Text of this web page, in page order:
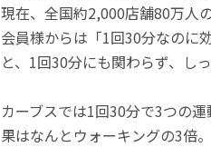
現在、全国約2,000店舗80万人
会員様からは「1回30分なのに
と、1回30分にも関わらず、し
カーブスでは1回30分で3つの
果はなんとウォーキングの3倍。